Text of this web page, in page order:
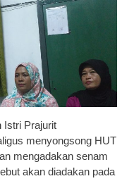
Istri Prajurit
menyongsong HUT
mengadakan senam
akan diadakan pada